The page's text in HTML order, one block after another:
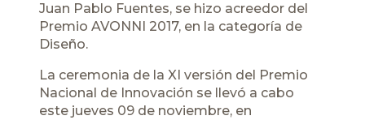
Juan Pablo Fuentes, se hizo acreedor del
Premio AVONNI 2017, en la categoría de
Diseño.
La ceremonia de la XI versión del Premio
Nacional de Innovación se llevó a cabo
este jueves 09 de noviembre, en